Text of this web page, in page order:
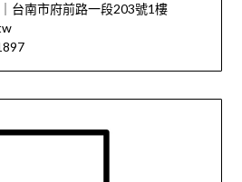
台南市府前路一段203號1樓